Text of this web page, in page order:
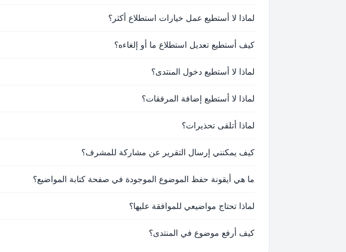
لماذا لا أستطيع عمل خيارات استطلاع أكثر؟
كيف أستطيع تعديل استطلاع ما أو إلغاءه؟
لماذا لا أستطيع دخول المنتدى؟
لماذا لا أستطيع إضافة المرفقات؟
لماذا أتلقى تحذيرات؟
كيف يمكنني إرسال التقرير عن مشاركة للمشرف؟
ما هي أيقونة حفظ الموضوع الموجودة في صفحة كتابة المواضيع؟
لماذا تحتاج مواضيعي للموافقة عليها؟
كيف أرفع موضوع في المنتدى؟